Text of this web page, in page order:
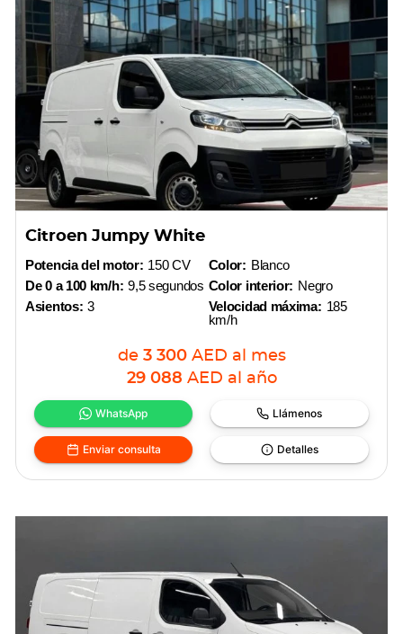
Citroen Jumpy White
Potencia del motor: 150 CV
De 0 a 100 km/h: 9,5 segundos
Asientos: 3
Color: Blanco
Color interior: Negro
Velocidad máxima: 185
km/h
de 3 300 AED al mes
29 088 AED al año
WhatsApp Llámenos
Enviar consulta Detalles